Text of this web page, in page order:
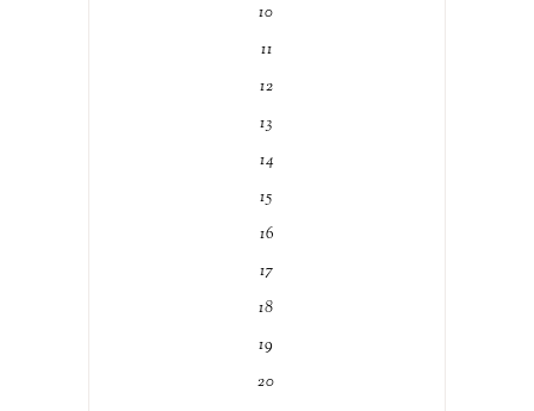
10
11
12
13
14
15
16
17
18
19
20